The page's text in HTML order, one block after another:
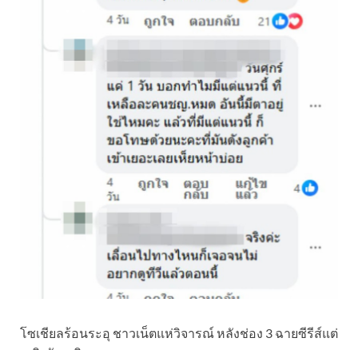
โซเชียลร้อนระอุ ชาวเน็ตแห่วิจารณ์ หลังช่อง 3 ฉายซีรีส์แต่